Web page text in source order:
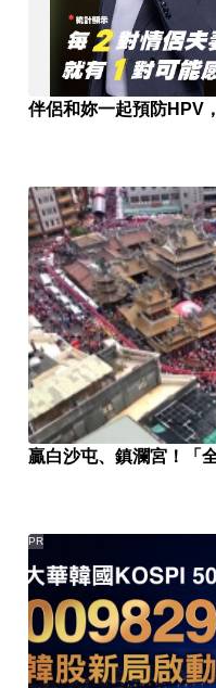
伴侶和妳一起預防HPV
贏白沙屯、鎮瀾宮！「
PR